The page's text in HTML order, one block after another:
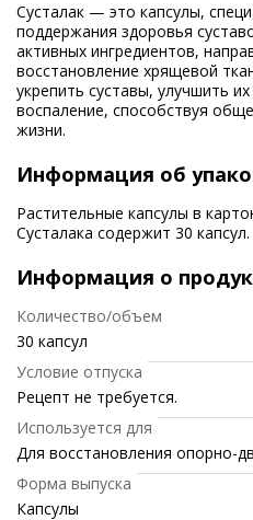
Сусталак — это капсулы,
поддержания здоровья
активных ингредиентов,
восстановление хрящевой
укрепить суставы, улучшить
воспаление, способствуя
жизни.
Информация об
Растительные капсулы в
Сусталака содержит 30 капсул.
Информация о
Количество/объем
30 капсул
Условие отпуска
Рецепт не требуется.
Используется для
Для восстановления опорно-
Форма выпуска
Капсулы